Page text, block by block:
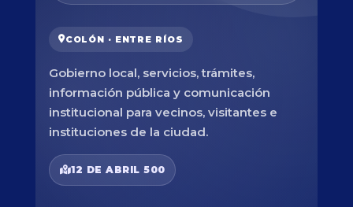
COLÓN · ENTRE RÍOS
Gobierno local, servicios, trámites,
información pública y comunicación
institucional para vecinos, visitantes e
instituciones de la ciudad.
12 DE ABRIL 500